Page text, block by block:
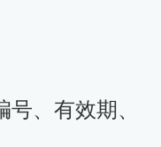
、有效期、